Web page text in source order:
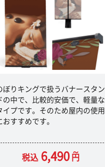
ぼりキングで扱うバナースタン
の中で、比較的安価で、軽量な
イプです。そのため屋内の使用
おすすめです。
税込 6,490 円